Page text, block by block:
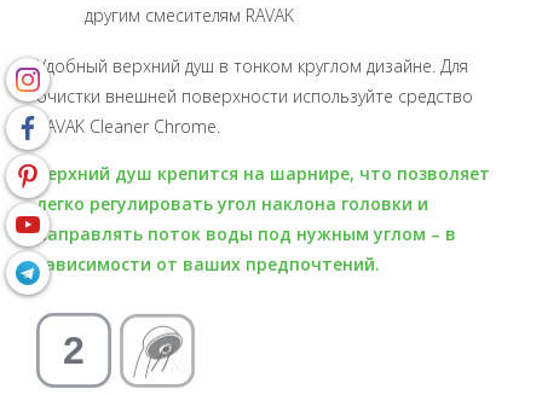
другим смесителям RAVAK
Удобный верхний душ в тонком круглом дизайне. Для
очистки внешней поверхности используйте средство
RAVAK Cleaner Chrome.
Верхний душ крепится на шарнире, что позволяет
легко регулировать угол наклона головки и
направлять поток воды под нужным углом – в
зависимости от ваших предпочтений.